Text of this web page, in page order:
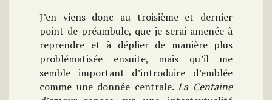
J’en viens donc au troisième et dernier
point de préambule, que je serai amenée à
reprendre et à déplier de manière plus
problématisée ensuite, mais qu’il me
semble important d’introduire d’emblée
comme une donnée centrale.La Centaine